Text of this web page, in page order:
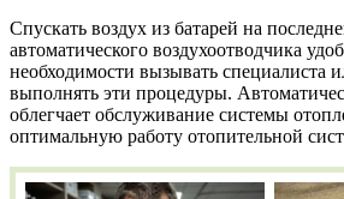
Спускать воздух из батарей на
автоматического воздухоотводчика
необходимости вызывать специалиста
выполнять эти процедуры.
облегчает обслуживание системы
оптимальную работу отопительной